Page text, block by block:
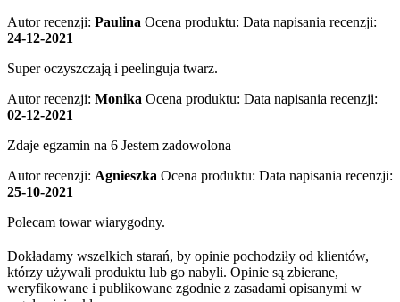
Autor recenzji: Paulina Ocena produktu: Data napisania recenzji:
24-12-2021
Super oczyszczają i peelinguja twarz.
Autor recenzji: Monika Ocena produktu: Data napisania recenzji:
02-12-2021
Zdaje egzamin na 6 Jestem zadowolona
Autor recenzji: Agnieszka Ocena produktu: Data napisania recenzji:
25-10-2021
Polecam towar wiarygodny.
Dokładamy wszelkich starań, by opinie pochodziły od klientów,
którzy używali produktu lub go nabyli. Opinie są zbierane,
weryfikowane i publikowane zgodnie z zasadami opisanymi w